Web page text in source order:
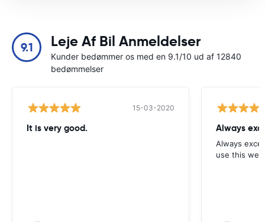
9.1 Leje Af Bil Anmeldelser
Kunder bedømmer os med en 9.1/10 ud af 12840
bedømmelser
15-03-2020
It is very good. Always
Always
use this